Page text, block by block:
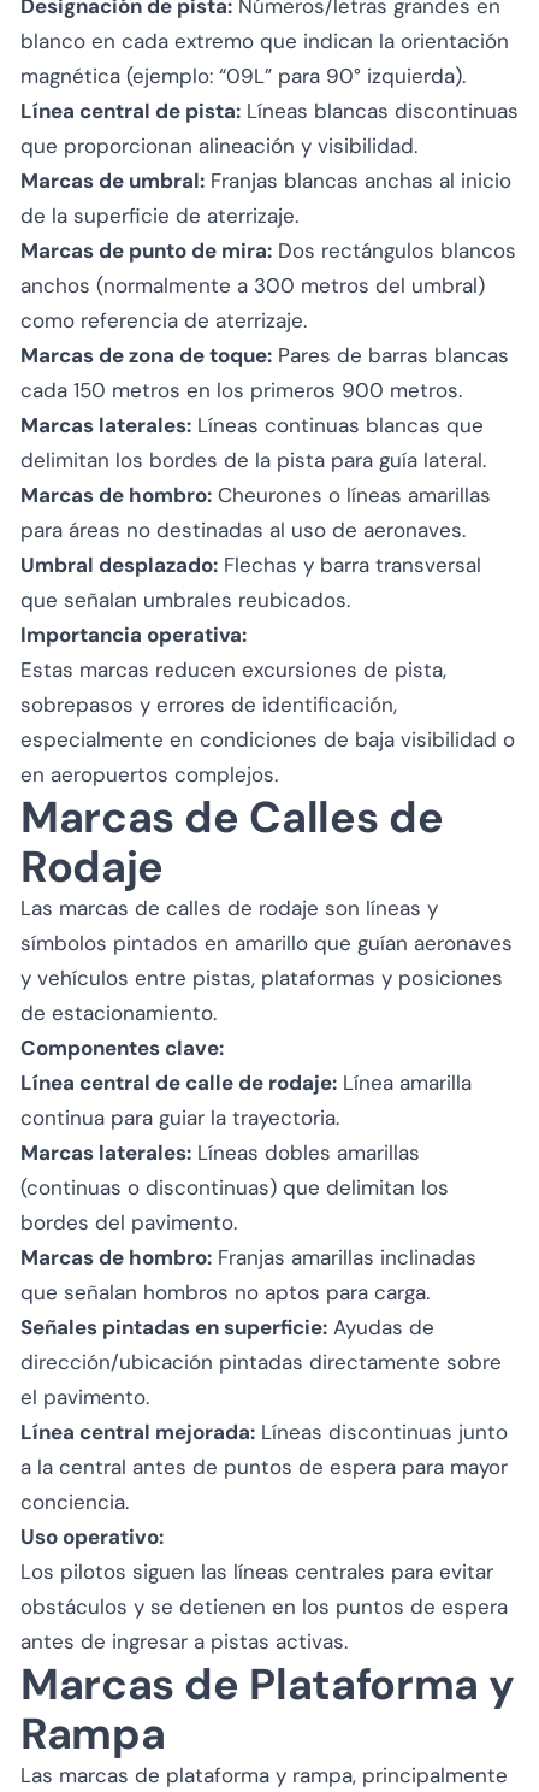
Designación de pista: Números/letras grandes en
blanco en cada extremo que indican la orientación
magnética (ejemplo: “09L” para 90° izquierda).
Línea central de pista: Líneas blancas discontinuas
que proporcionan alineación y visibilidad.
Marcas de umbral: Franjas blancas anchas al inicio
de la superficie de aterrizaje.
Marcas de punto de mira: Dos rectángulos blancos
anchos (normalmente a 300 metros del umbral)
como referencia de aterrizaje.
Marcas de zona de toque: Pares de barras blancas
cada 150 metros en los primeros 900 metros.
Marcas laterales: Líneas continuas blancas que
delimitan los bordes de la pista para guía lateral.
Marcas de hombro: Cheurones o líneas amarillas
para áreas no destinadas al uso de aeronaves.
Umbral desplazado: Flechas y barra transversal
que señalan umbrales reubicados.
Importancia operativa:
Estas marcas reducen excursiones de pista,
sobrepasos y errores de identificación,
especialmente en condiciones de baja visibilidad o
en aeropuertos complejos.
Marcas de Calles de
Rodaje
Las marcas de calles de rodaje son líneas y
símbolos pintados en amarillo que guían aeronaves
y vehículos entre pistas, plataformas y posiciones
de estacionamiento.
Componentes clave:
Línea central de calle de rodaje: Línea amarilla
continua para guiar la trayectoria.
Marcas laterales: Líneas dobles amarillas
(continuas o discontinuas) que delimitan los
bordes del pavimento.
Marcas de hombro: Franjas amarillas inclinadas
que señalan hombros no aptos para carga.
Señales pintadas en superficie: Ayudas de
dirección/ubicación pintadas directamente sobre
el pavimento.
Línea central mejorada: Líneas discontinuas junto
a la central antes de puntos de espera para mayor
conciencia.
Uso operativo:
Los pilotos siguen las líneas centrales para evitar
obstáculos y se detienen en los puntos de espera
antes de ingresar a pistas activas.
Marcas de Plataforma y
Rampa
Las marcas de plataforma y rampa, principalmente